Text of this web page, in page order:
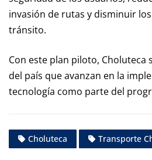
invasión de rutas y disminuir
tránsito.
Con este plan piloto, Choluteca
del país que avanzan en la
tecnología como parte del
Choluteca Transporte